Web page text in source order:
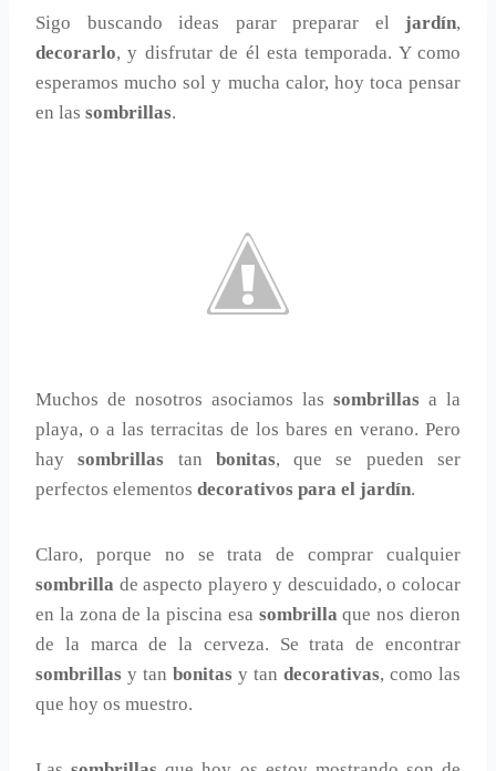
Sigo buscando ideas parar preparar el jardín,
decorarlo, y disfrutar de él esta temporada. Y como
esperamos mucho sol y mucha calor, hoy toca pensar
en las sombrillas.
Muchos de nosotros asociamos las sombrillas a la
playa, o a las terracitas de los bares en verano. Pero
haysombrillas tan bonitas, que se pueden ser
perfectos elementos decorativos para el jardín.
Claro, porque no se trata de comprar cualquier
sombrilla de aspecto playero y descuidado, o colocar
en la zona de la piscina esa sombrilla que nos dieron
de la marca de la cerveza. Se trata de encontrar
sombrillas y tan bonitas y tan decorativas, como las
que hoy os muestro.